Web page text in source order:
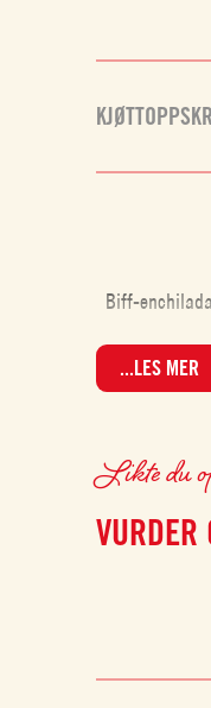
Biff-
...LES MER
Likte du
VURDER